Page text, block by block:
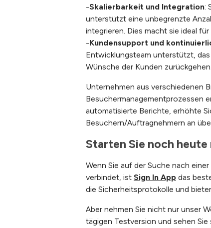
-Skalierbarkeit und Integration:
unterstützt eine unbegrenzte
integrieren. Dies macht sie ideal
-Kundensupport und
Entwicklungsteam unterstützt,
Wünsche der Kunden zurückgehen.
Unternehmen aus verschiedenen
Besuchermanagementprozessen
automatisierte Berichte, erhöhte
Besuchern/Auftragnehmern an
Starten Sie noch heute
Wenn Sie auf der Suche nach
verbindet, ist Sign In App das
die Sicherheitsprotokolle und
Aber nehmen Sie nicht nur unser
tägigen Testversion und sehen